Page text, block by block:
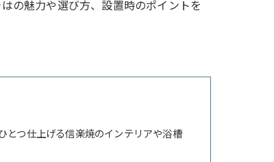
の魅力や選び方、設置時のポイントを
とつ仕上げる信楽焼のインテリアや浴槽